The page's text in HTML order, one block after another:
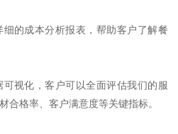
的成本分析报表，帮助客户了解餐
视化，客户可以全面评估我们的服
合格率、客户满意度等关键指标。